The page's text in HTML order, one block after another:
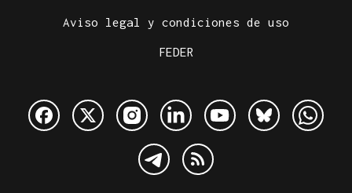
Aviso legal y condiciones de uso
FEDER